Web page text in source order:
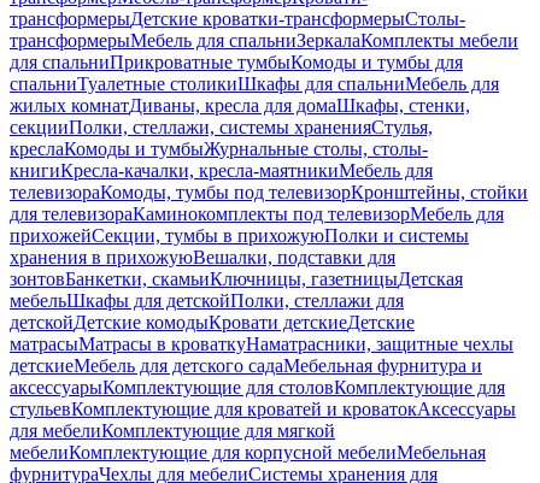
трансформерыДетские кроватки-трансформерыСтолы-
трансформерыМебель для спальниЗеркалаКомплекты мебели
для спальниПрикроватные тумбыКомоды и тумбы для
спальниТуалетные столикиШкафы для спальниМебель для
жилых комнатДиваны, кресла для домаШкафы, стенки,
секцииПолки, стеллажи, системы храненияСтулья,
креслаКомоды и тумбыЖурнальные столы, столы-
книгиКресла-качалки, кресла-маятникиМебель для
телевизораКомоды, тумбы под телевизорКронштейны, стойки
для телевизораКаминокомплекты под телевизорМебель для
прихожейСекции, тумбы в прихожуюПолки и системы
хранения в прихожуюВешалки, подставки для
зонтовБанкетки, скамьиКлючницы, газетницыДетская
мебельШкафы для детскойПолки, стеллажи для
детскойДетские комодыКровати детскиеДетские
матрасыМатрасы в кроваткуНаматрасники, защитные чехлы
детскиеМебель для детского садаМебельная фурнитура и
аксессуарыКомплектующие для столовКомплектующие для
стульевКомплектующие для кроватей и кроватокАксессуары
для мебелиКомплектующие для мягкой
мебелиКомплектующие для корпусной мебелиМебельная
фурнитураЧехлы для мебелиСистемы хранения для